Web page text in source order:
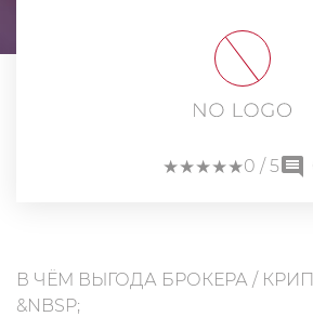
★★
★★
★★
★★
★★
0 / 5
В ЧЁМ ВЫГОДА БРОКЕРА /
&NBSP;